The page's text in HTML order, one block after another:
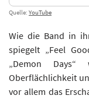
Quelle: YouTube
Wie die Band in
spiegelt „Feel
„Demon
Oberflächlichkeit
vor allem das